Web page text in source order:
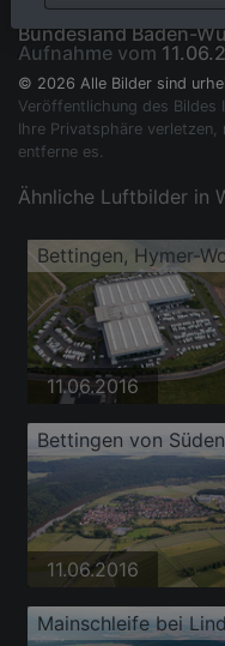
Bettingen, Hymer-
Bundesland Baden-
Aufnahme vom
© 2026 Alle Bilder sind
Veröffentlichung des Bildes
Ihre Privatsphäre verletzen,
entferne es.
Ähnliche Luftbilder in
Bettingen, Hymer-
11.06.2016
Bettingen von Süden
11.06.2016
Mainschleife bei